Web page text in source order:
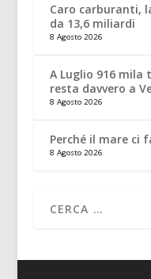
Caro carburanti,
da 13,6 miliardi
8 Agosto 2026
A Luglio 916
resta davvero a
8 Agosto 2026
Perché il mare ci
8 Agosto 2026